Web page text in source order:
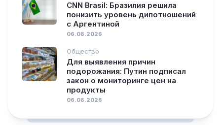
CNN Brasil: Бразилия решила
понизить уровень дипотношений
с Аргентиной
06.08.2026
Общество
Для выявления причин
подорожания: Путин подписал
закон о мониторинге цен на
продукты
06.08.2026